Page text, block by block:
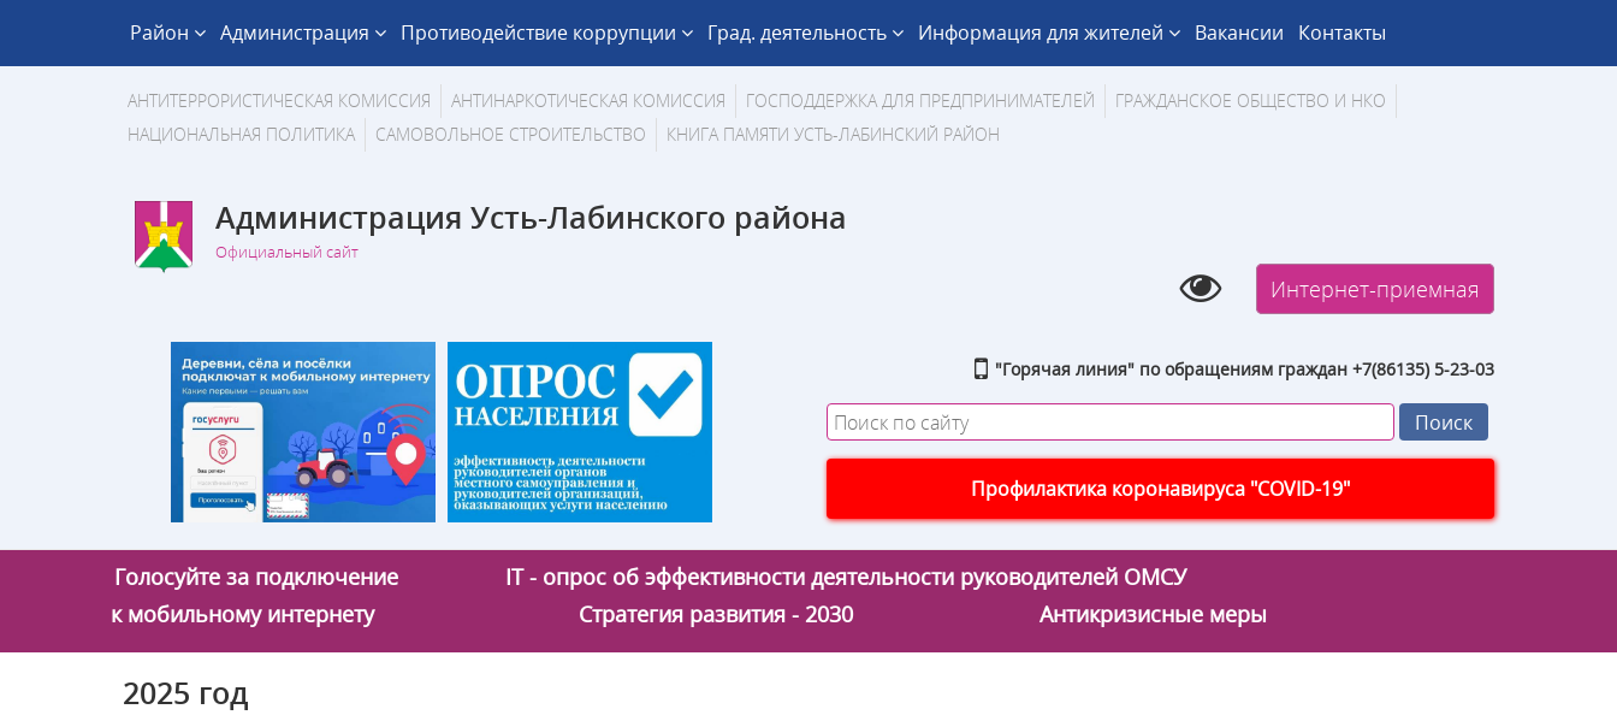
Район Администрация Противодействие коррупции Град. деятельность Информация для жителей Вакансии Контакты
АНТИТЕРРОРИСТИЧЕСКАЯ КОМИССИЯ АНТИНАРКОТИЧЕСКАЯ КОМИССИЯ ГОСПОДДЕРЖКА ДЛЯ ПРЕДПРИНИМАТЕЛЕЙ
ГРАЖДАНСКОЕ ОБЩЕСТВО И НКО
НАЦИОНАЛЬНАЯ ПОЛИТИКА
САМОВОЛЬНОЕ СТРОИТЕЛЬСТВО КНИГА ПАМЯТИ УСТЬ-ЛАБИНСКИЙ РАЙОН
Администрация Усть-Лабинского района
Официальный сайт
Интернет-приемная
"Горячая линия" по обращениям граждан +7(86135) 5-23-03
Профилактика коронавируса "COVID-19"
Голосуйте за подключение
IT - опрос об эффективности деятельности руководителей ОМСУ
к мобильному интернету
Стратегия развития - 2030 Антикризисные меры
2025 год